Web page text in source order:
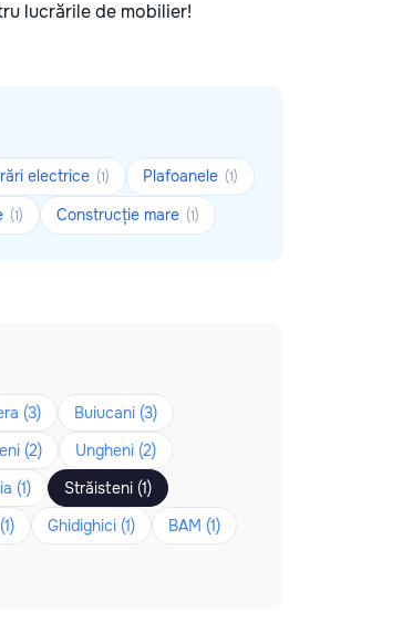
lucrările de mobilier!
electrice (1) Plafoanele (1)
(1) Construcție mare (1)
(3)
Buiucani (3)
(2)
Ungheni (2)
(1)
Străisteni (1)
Ghidighici (1)
BAM (1)